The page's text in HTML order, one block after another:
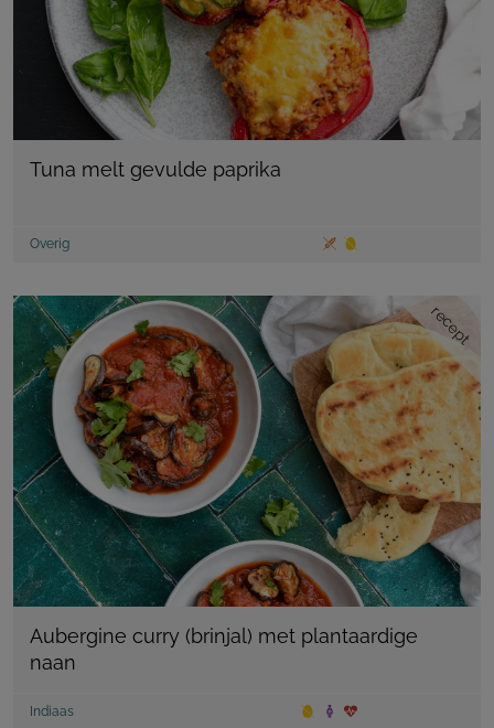
Tuna melt gevulde paprika
Overig
recept
Aubergine curry (brinjal) met plantaardige
naan
Indiaas